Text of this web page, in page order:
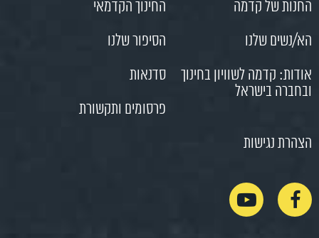
החנות של קדמה
החינוך הקדמאי
הא/נשים שלנו
הסיפור שלנו
אודות: קדמה לשוויון בחינוך
ובחברה בישראל
סדנאות
פרסומים ותקשורת
הצהרת נגישות